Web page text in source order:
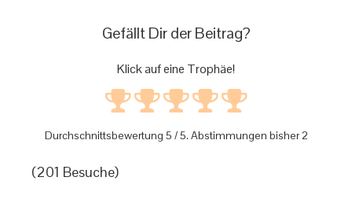
Gefällt Dir der Beitrag?
Klick auf eine Trophäe!
Durchschnittsbewertung 5 / 5. Abstimmungen bisher2
(201 Besuche)